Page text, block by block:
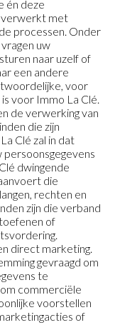
én deze
verwerkt met
processen. Onder
uw
naar uzelf of
een andere
voor
voor Immo La Clé.
de verwerking van
die zijn
Clé zal in dat
dwingende
die
rechten en
zijn die verband
of
direct marketing.
gevraagd om
te
commerciële
voorstellen
of